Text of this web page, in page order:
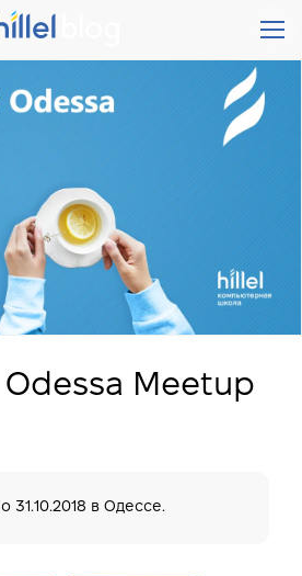
Odessa Meetup
31.10.2018 в Одессе.